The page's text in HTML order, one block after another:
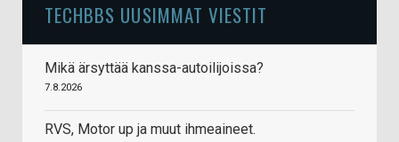
TECHBBS UUSIMMAT VIESTIT
Mikä ärsyttää kanssa-autoilijoissa?
7.8.2026
RVS, Motor up ja muut ihmeaineet.